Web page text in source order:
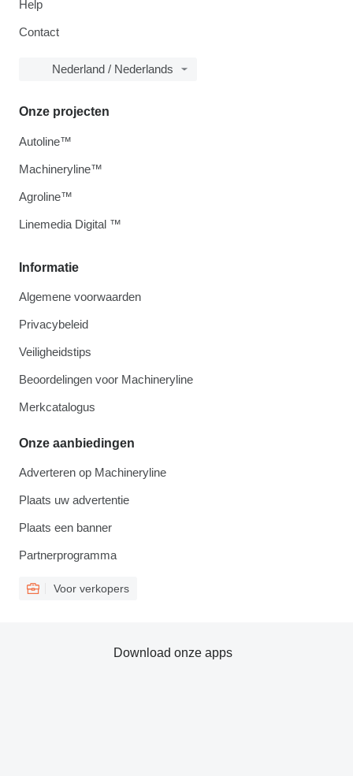
Help
Contact
Nederland / Nederlands
Informatie
Algemene voorwaarden
Privacybeleid
Veiligheidstips
Beoordelingen voor Machineryline
Merkcatalogus
Onze aanbiedingen
Adverteren op Machineryline
Plaats uw advertentie
Plaats een banner
Partnerprogramma
Voor verkopers
Onze projecten
Autoline™
Machineryline™
Agroline™
Linemedia Digital ™
Download onze apps